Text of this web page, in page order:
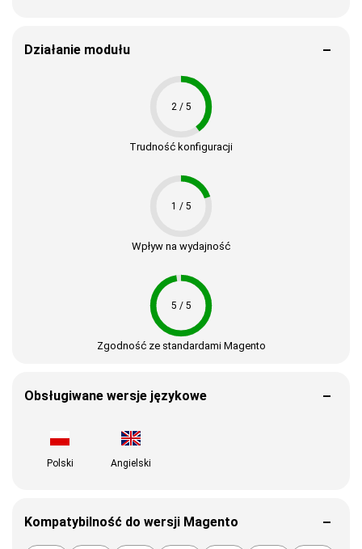
Działanie modułu
2 / 5
Trudność konfiguracji
1 / 5
Wpływ na wydajność
5 / 5
Zgodność ze standardami Magento
Obsługiwane wersje językowe
Polski Angielski
Kompatybilność do wersji Magento